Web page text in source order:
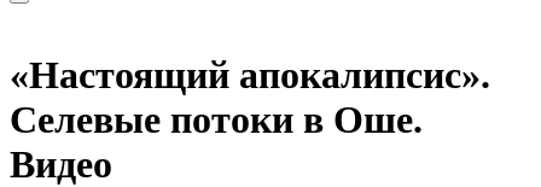
«Настоящий апокалипсис».
Селевые потоки в Оше.
Видео